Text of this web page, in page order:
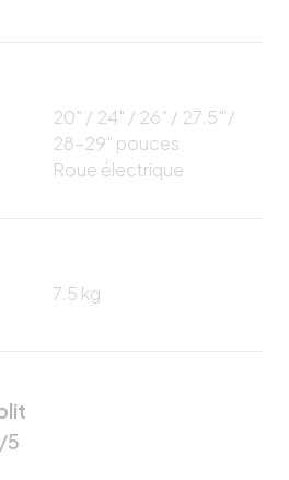
20" / 24" / 26" / 27.5" /
28-29" pouces
Roue électrique
7.5 kg
/5